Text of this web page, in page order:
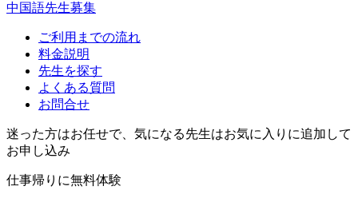
中国語先生募集
ご利用までの流れ
料金説明
先生を探す
よくある質問
お問合せ
迷った方はお任せで、気になる先生はお気に入りに追加して
お申し込み
仕事帰りに無料体験